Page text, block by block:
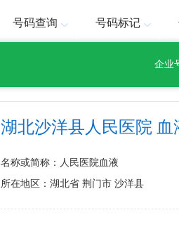
号码查询 号码标记
企业
湖北沙洋县人民医院 血
名称或简称：人民医院血液
所在地区：湖北省 荆门市 沙洋县